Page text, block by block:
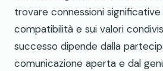
trovare connessioni
compatibilità e sui valori
successo dipende dalla
comunicazione aperta e dal